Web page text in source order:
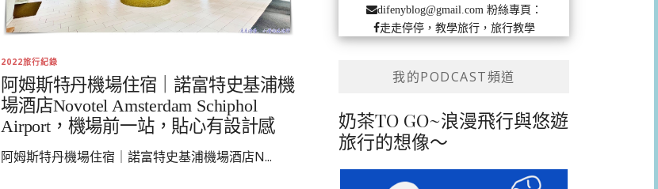
2022旅行紀錄
阿姆斯特丹機場住宿｜諾富特史基浦機
場酒店Novotel Amsterdam Schiphol
Airport，機場前一站，貼心有設計感
阿姆斯特丹機場住宿｜諾富特史基浦機場酒店N...
difenyblog@gmail.com粉絲專頁：
走走停停，教學旅行，旅行教學
我的PODCAST頻道
奶茶TO GO~浪漫飛行與悠遊
旅行的想像～